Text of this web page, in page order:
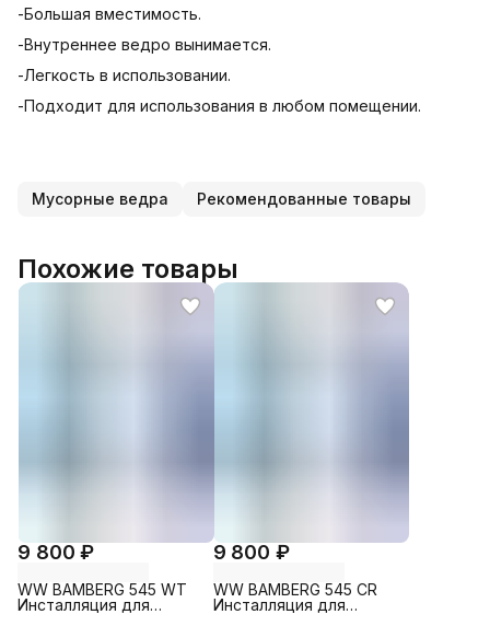
-Большая вместимость.
-Внутреннее ведро вынимается.
-Легкость в использовании.
-Подходит для использования в любом помещении.
Мусорные ведра Рекомендованные товары
Похожие товары
9 800 ₽
WW BAMBERG 545 WT
Инсталляция для
9 800 ₽
WW BAMBERG 545 CR
Инсталляция для